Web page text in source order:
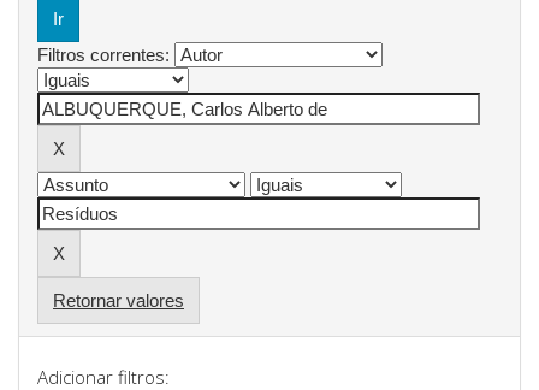
Filtros correntes:
Retornar valores
Adicionar filtros: